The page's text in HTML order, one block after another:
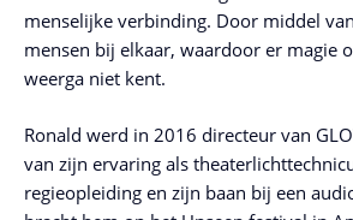
menselijke verbinding. Door middel
mensen bij elkaar, waardoor er magie
weerga niet kent.
Ronald werd in 2016 directeur van
van zijn ervaring als
regieopleiding en zijn baan bij een